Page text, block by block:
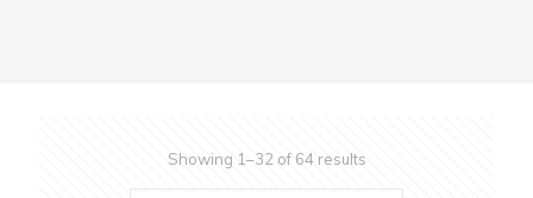
Showing 1–32 of 64 results